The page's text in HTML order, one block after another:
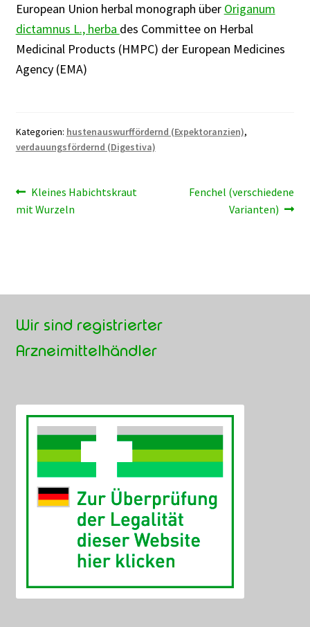
European Union herbal monograph über Origanum
dictamnus L., herba des Committee on Herbal
Medicinal Products (HMPC) der European Medicines
Agency (EMA)
Kategorien: hustenauswurffördernd (Expektoranzien),
verdauungsfördernd (Digestiva)
Beitragsnavigation
Vorheriger
Beitrag:
Kleines Habichtskraut
mit Wurzeln
Nächster
Fenchel (verschiedene
Varianten)
Wir sind registrierter
Arzneimittelhändler